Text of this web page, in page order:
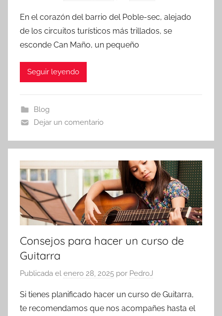
En el corazón del barrio del Poble-sec, alejado
de los circuitos turísticos más trillados, se
esconde Can Maño, un pequeño
Seguir leyendo
Blog
Dejar un comentario
Consejos para hacer un curso de
Guitarra
Publicada el enero 28, 2025 por PedroJ
Si tienes planificado hacer un curso de Guitarra,
te recomendamos que nos acompañes hasta el